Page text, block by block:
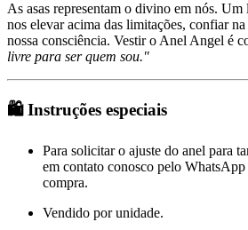
As asas representam o divino em nós. Um
nos elevar acima das limitações, confiar
nossa consciência. Vestir o Anel Angel é
livre para ser quem sou."
🛍Instruções especiais
Para solicitar o ajuste do anel para
em contato conosco pelo
compra.
Vendido por unidade.